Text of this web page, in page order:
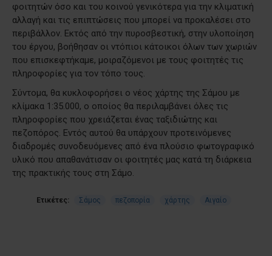
φοιτητών όσο και του κοινού γενικότερα για την κλιματική
αλλαγή και τις επιπτώσεις που μπορεί να προκαλέσει στο
περιβάλλον. Εκτός από την πυροσβεστική, στην υλοποίηση
του έργου, βοήθησαν οι ντόπιοι κάτοικοι όλων των χωριών
που επισκεφτήκαμε, μοιραζόμενοι με τους φοιτητές τις
πληροφορίες για τον τόπο τους.
Σύντομα, θα κυκλοφορήσει ο νέος χάρτης της Σάμου με
κλίμακα 1:35.000, ο οποίος θα περιλαμβάνει όλες τις
πληροφορίες που χρειάζεται ένας ταξιδιώτης και
πεζοπόρος. Εντός αυτού θα υπάρχουν προτεινόμενες
διαδρομές συνοδευόμενες από ένα πλούσιο φωτογραφικό
υλικό που απαθανάτισαν οι φοιτητές μας κατά τη διάρκεια
της πρακτικής τους στη Σάμο.
Ετικέτες: Σάμος πεζοπορία χάρτης Αιγαίο